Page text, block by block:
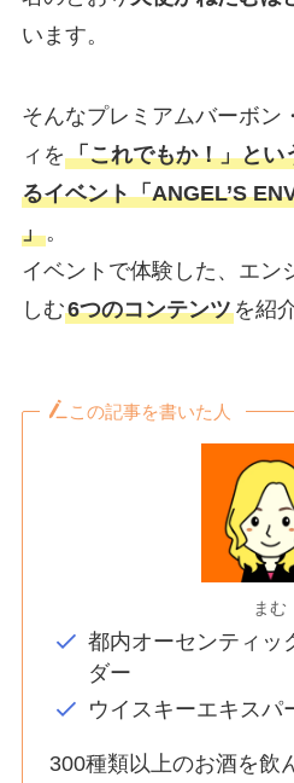
います。
そんなプレミアムバーボン
ィを「これでもか！」とい
るイベント「ANGEL’S
」。
イベントで体験した、エン
しむ6つのコンテンツを紹
この記事を書いた人
まむ
都内オーセンティッ
ダー
ウイスキーエキスパ
300種類以上のお酒を飲